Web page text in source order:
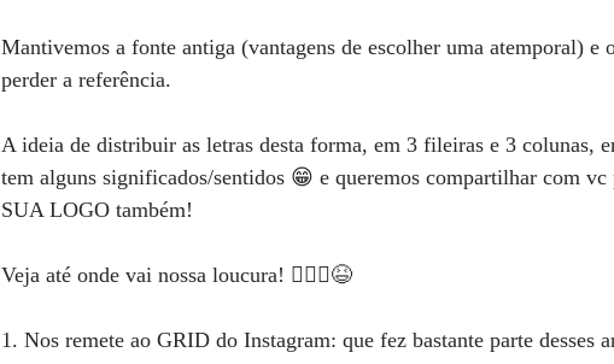
Mantivemos a fonte antiga (vantagens de escolher uma atemporal) e
perder a referência.
A ideia de distribuir as letras desta forma, em 3 fileiras e 3 colunas,
tem alguns significados/sentidos 😁 e queremos compartilhar com vc
SUA LOGO também!
Veja até onde vai nossa loucura! 🙆🏻‍♀️😆
1. Nos remete ao GRID do Instagram: que fez bastante parte desses